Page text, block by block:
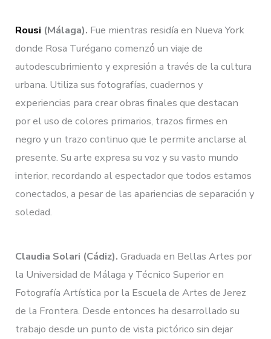
Rousi (Málaga). Fue mientras residía en Nueva York
donde Rosa Turégano comenzó́ un viaje de
autodescubrimiento y expresión a través de la cultura
urbana. Utiliza sus fotografías, cuadernos y
experiencias para crear obras finales que destacan
por el uso de colores primarios, trazos firmes en
negro y un trazo continuo que le permite anclarse al
presente. Su arte expresa su voz y su vasto mundo
interior, recordando al espectador que todos estamos
conectados, a pesar de las apariencias de separación y
soledad.
Claudia Solari (Cádiz).Graduada en Bellas Artes por
la Universidad de Málaga y Técnico Superior en
Fotografía Artística por la Escuela de Artes de Jerez
de la Frontera. Desde entonces ha desarrollado su
trabajo desde un punto de vista pictórico sin dejar